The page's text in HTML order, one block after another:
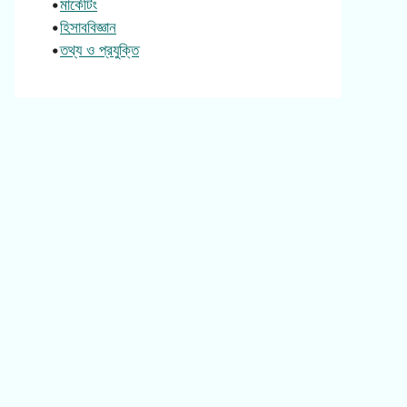
•মার্কেটিং
•হিসাববিজ্ঞান
•তথ্য ও প্রযুক্তি